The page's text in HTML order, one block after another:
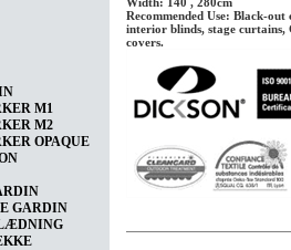
M1
M2
OPAQUE
GARDIN
Recommended Use: Black-out
interior blinds, stage curtains,
covers.